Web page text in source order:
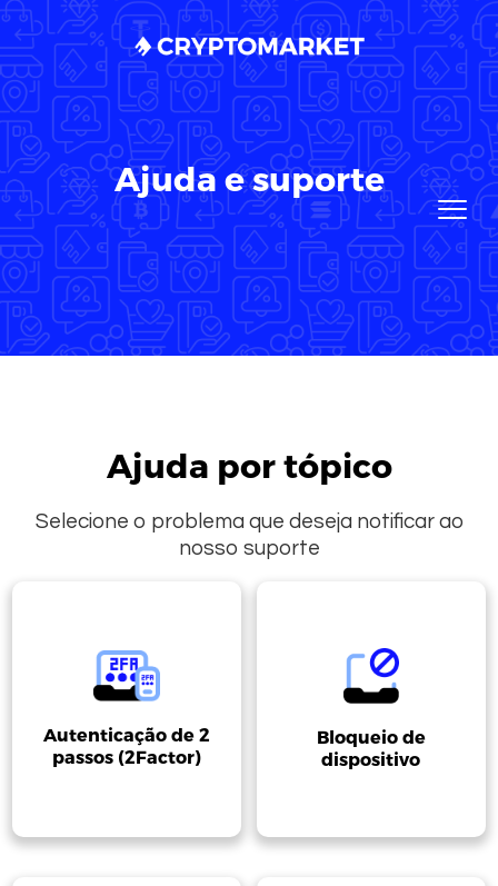
Ajuda e suporte
Ajuda por tópico
Selecione o problema que deseja notificar ao
nosso suporte
Autenticação de 2
passos (2Factor)
Bloqueio de
dispositivo